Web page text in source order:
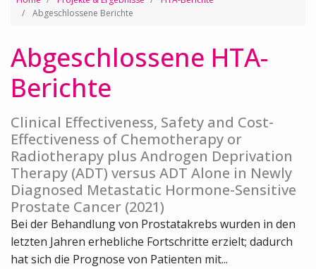
Abgeschlossene Berichte
Abgeschlossene HTA-
Berichte
Clinical Effectiveness, Safety and Cost-
Effectiveness of Chemotherapy or
Radiotherapy plus Androgen Deprivation
Therapy (ADT) versus ADT Alone in Newly
Diagnosed Metastatic Hormone-Sensitive
Prostate Cancer (2021)
Bei der Behandlung von Prostatakrebs wurden in den
letzten Jahren erhebliche Fortschritte erzielt; dadurch
hat sich die Prognose von Patienten mit...